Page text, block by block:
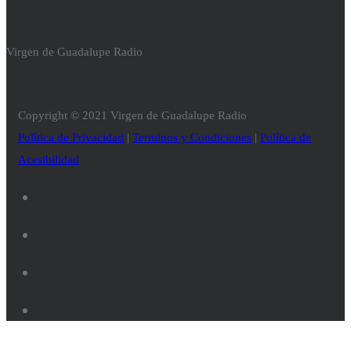
Virgen de Guadalupe Radio
Copyright © 2021 Virgen de Guadalupe Radio
Política de Privacidad | Terminos y Condiciones | Política de
Acesibilidad